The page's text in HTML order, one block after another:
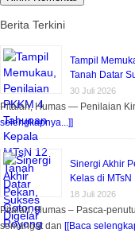
Berita Terkini
Tampil
Tanah Datar
30 Juli 2026
Pitalah, Humas — Penilaian
selengkapnya...]]
Sinergi Akhir
Kelas di
18 Juli 2026
Pitalah, Humas – Pasca-
semangat dan [[Baca